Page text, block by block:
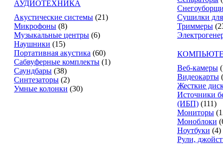
АУДИОТЕХНИКА
Акустические системы (21)
Микрофоны (8)
Музыкальные центры (6)
Наушники (15)
Портативная акустика (60)
Сабвуферные комплекты (1)
Саундбары (38)
Синтезаторы (2)
Умные колонки (30)
Сушилки
Триммеры
Веб-камеры
Видеокарты
Жесткие
Источники
(ИБП) (111)
Мониторы
Моноблоки
Ноутбуки (4)
Рули,